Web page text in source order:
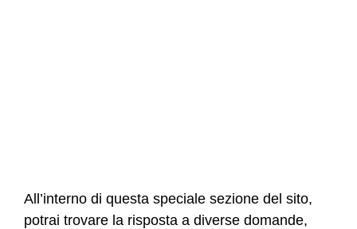
All’interno di questa speciale sezione del sito,
potrai trovare la risposta a diverse domande,